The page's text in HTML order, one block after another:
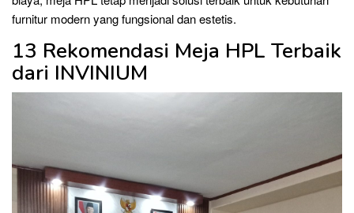
furnitur modern yang fungsional dan estetis.
13 Rekomendasi Meja HPL Terbaik
dari INVINIUM